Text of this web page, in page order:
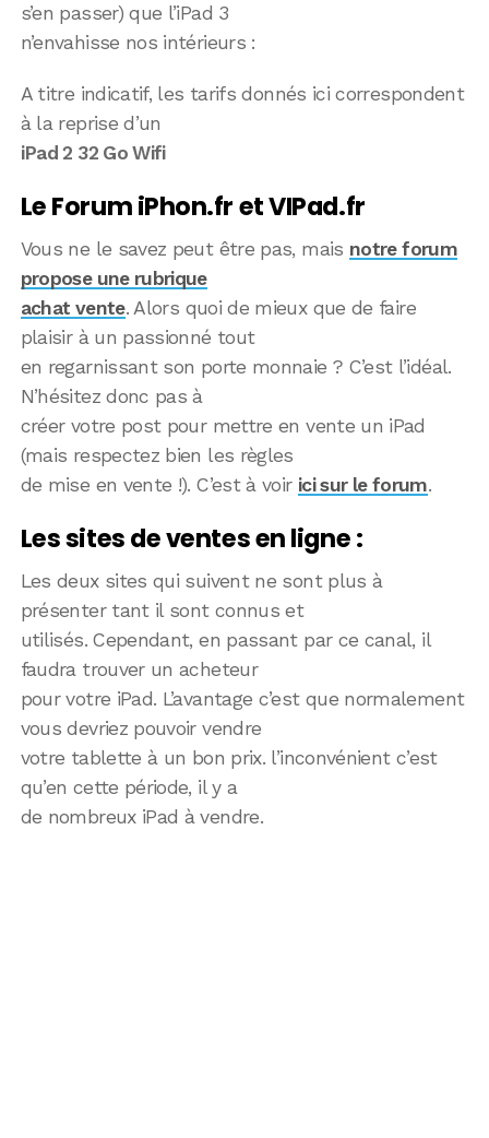
s’en passer) que l’iPad 3
n’envahisse nos intérieurs :
A titre indicatif, les tarifs donnés ici correspondent
à la reprise d’un
iPad 2 32 Go Wifi
Le Forum iPhon.fr et VIPad.fr
Vous ne le savez peut être pas, mais notre forum
propose une rubrique
achat vente. Alors quoi de mieux que de faire
plaisir à un passionné tout
en regarnissant son porte monnaie ? C’est l’idéal.
N’hésitez donc pas à
créer votre post pour mettre en vente un iPad
(mais respectez bien les règles
de mise en vente !). C’est à voir ici sur le forum.
Les sites de ventes en ligne :
Les deux sites qui suivent ne sont plus à
présenter tant il sont connus et
utilisés. Cependant, en passant par ce canal, il
faudra trouver un acheteur
pour votre iPad. L’avantage c’est que normalement
vous devriez pouvoir vendre
votre tablette à un bon prix. l’inconvénient c’est
qu’en cette période, il y a
de nombreux iPad à vendre.